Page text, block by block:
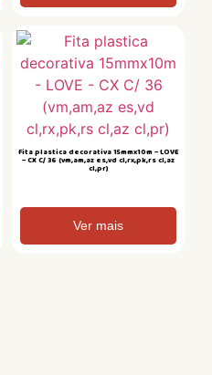
Fita plastica decorativa 15mmx10m – LOVE
– CX C/ 36 (vm,am,az es,vd cl,rx,pk,rs cl,az
cl,pr)
Ver mais